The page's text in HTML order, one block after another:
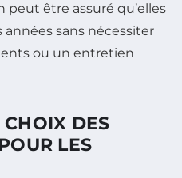
peut être assuré qu’elles
sans nécessiter
ou un entretien
DES
LES